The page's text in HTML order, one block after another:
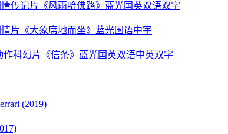
传记片《风雨哈佛路》蓝光国英双语双字
片《大象席地而坐》蓝光国语中字
作科幻片《信条》蓝光国英双语中英双字
(2019)